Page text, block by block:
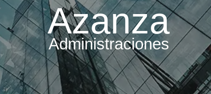
Azanza
Administraciones